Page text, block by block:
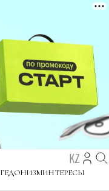
KZ
ГЕДОНИЗМИНТЕРЕСЫ